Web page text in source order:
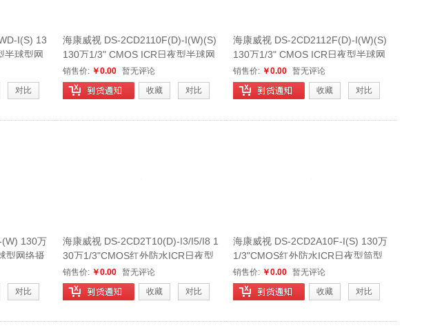
I(S) 13
半球型网
对比
海康威视 DS-2CD2110F(D)-I(W)(S)
130万1/3" CMOS ICR日夜型半球网
络摄像机
销售价: ￥0.00 暂无评论
收藏
对比
海康威视 DS-2CD2112F(D)-I(W)(S)
130万1/3" CMOS ICR日夜型半球网
络摄像机
销售价: ￥0.00 暂无评论
收藏
对比
130万
型网络摄
对比
海康威视 DS-2CD2T10(D)-I3/I5/I8 1
30万1/3"CMOS红外防水ICR日夜型
筒型网络摄像机
销售价: ￥0.00 暂无评论
收藏
对比
海康威视 DS-2CD2A10F-I(S) 130万
1/3"CMOS红外防水ICR日夜型筒型
网络摄像机
销售价: ￥0.00 暂无评论
收藏
对比